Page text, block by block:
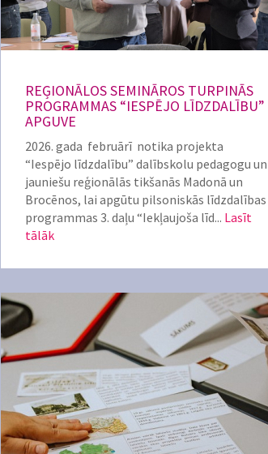
REĢIONĀLOS SEMINĀROS TURPINĀS
PROGRAMMAS “IESPĒJO LĪDZDALĪBU”
APGUVE
2026. gada februārī notika projekta
“Iespējo līdzdalību” dalībskolu pedagogu un
jauniešu reģionālās tikšanās Madonā un
Brocēnos, lai apgūtu pilsoniskās līdzdalības
programmas 3. daļu “Iekļaujoša līd... Lasīt
tālāk